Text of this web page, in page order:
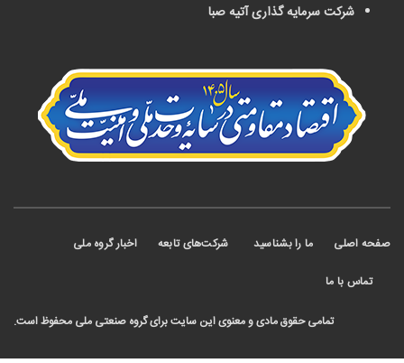
شرکت سرمایه گذاری آتیه صبا
اصلی ما را بشناسید شرکت‌های تابعه اخبار گروه ملی
با ما
تمامی حقوق مادی و معنوی این سایت برای گروه صنعتی ملی محفوظ است.